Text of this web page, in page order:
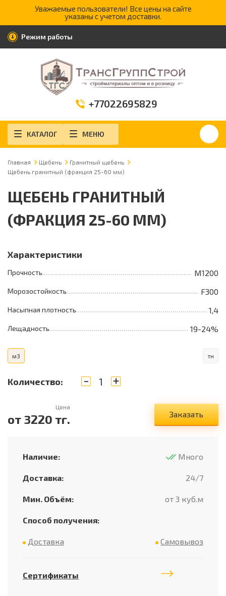
Уважаемые пользователи! Все цены на сайте
указаны с учетом доставки.
Режим работы
+77022695829
КАТАЛОГ МЕНЮ
Главная Щебень
Гранитный щебень
Щебень гранитный (фракция 25-60 мм)
ЩЕБЕНЬ ГРАНИТНЫЙ
(ФРАКЦИЯ 25-60 ММ)
Доставка от 3 м 3
Характеристики
Прочность М1200
Морозостойкость F300
Насыпная плотность 1,4
Лещадность 19-24%
м3 тн
Количество: - +
Цена
от 3220 тг. Заказать
Наличие: Много
Доставка: 24/7
Мин. Объём: от 3 куб.м
Способ получения:
Доставка Самовывоз
Сертификаты